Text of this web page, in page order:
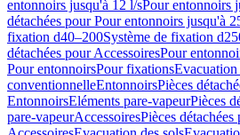
entonnoirs jusqu'à 12 l/sPour entonnoirs
détachées pour Pour entonnoirs jusqu'à
fixation d40–200Système de fixation
détachées pour AccessoiresPour
Pour entonnoirsPour fixationsEvacuation
conventionnelleEntonnoirsPièces
EntonnoirsEléments pare-vapeurPièces
pare-vapeurAccessoiresPièces détachées